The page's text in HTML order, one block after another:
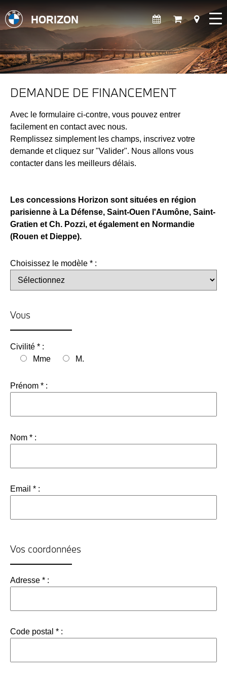
HORIZON
DEMANDE DE FINANCEMENT
Avec le formulaire ci-contre, vous pouvez entrer
facilement en contact avec nous.
Remplissez simplement les champs, inscrivez votre
demande et cliquez sur "Valider". Nous allons vous
contacter dans les meilleurs délais.
Les concessions Horizon sont situées en région
parisienne à La Défense, Saint-Ouen l'Aumône, Saint-
Gratien et Ch. Pozzi, et également en Normandie
(Rouen et Dieppe).
Choisissez le modèle * :
Vous
Civilité * :
Mme
M.
Prénom * :
Nom * :
Email * :
Vos coordonnées
Adresse * :
Code postal * :